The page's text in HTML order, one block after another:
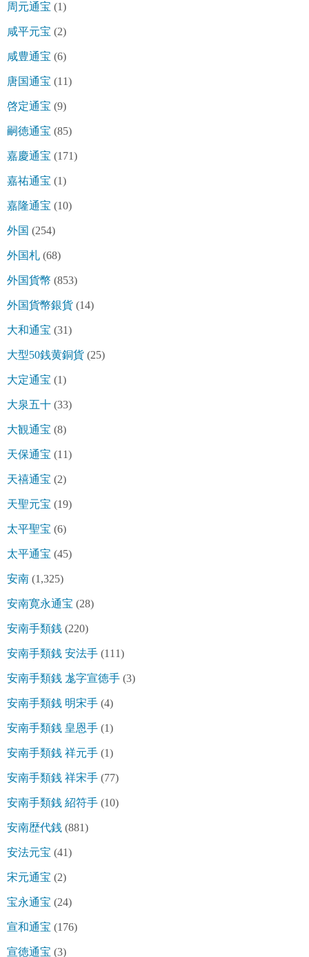
周元通宝 (1)
咸平元宝 (2)
咸豊通宝 (6)
唐国通宝 (11)
啓定通宝 (9)
嗣徳通宝 (85)
嘉慶通宝 (171)
嘉祐通宝 (1)
嘉隆通宝 (10)
外国 (254)
外国札 (68)
外国貨幣 (853)
外国貨幣銀貨 (14)
大和通宝 (31)
大型50銭黄銅貨 (25)
大定通宝 (1)
大泉五十 (33)
大観通宝 (8)
天保通宝 (11)
天禧通宝 (2)
天聖元宝 (19)
太平聖宝 (6)
太平通宝 (45)
安南 (1,325)
安南寛永通宝 (28)
安南手類銭 (220)
安南手類銭 安法手 (111)
安南手類銭 尨字宣徳手 (3)
安南手類銭 明宋手 (4)
安南手類銭 皇恩手 (1)
安南手類銭 祥元手 (1)
安南手類銭 祥宋手 (77)
安南手類銭 紹符手 (10)
安南歴代銭 (881)
安法元宝 (41)
宋元通宝 (2)
宝永通宝 (24)
宣和通宝 (176)
宣徳通宝 (3)